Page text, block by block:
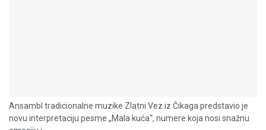
Ansambl tradicionalne muzike Zlatni Vez iz Čikaga predstavio je
novu interpretaciju pesme „Mala kuća“, numere koja nosi snažnu